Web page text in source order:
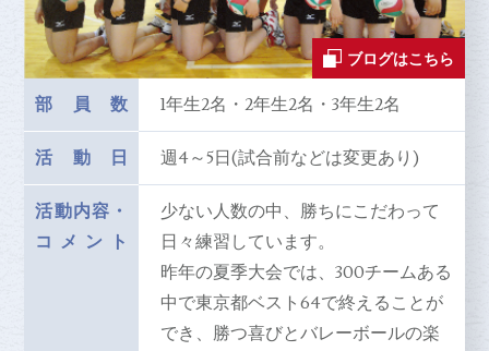
ブログはこちら
部員数 1年生2名・2年生2名・3年生2名
活動日 週4～5日(試合前などは変更あり)
活動内容 ・
コメント
少ない人数の中、勝ちにこだわって
日々練習しています。
昨年の夏季大会では、300チームある
中で東京都ベスト64で終えることが
でき、勝つ喜びとバレーボールの楽